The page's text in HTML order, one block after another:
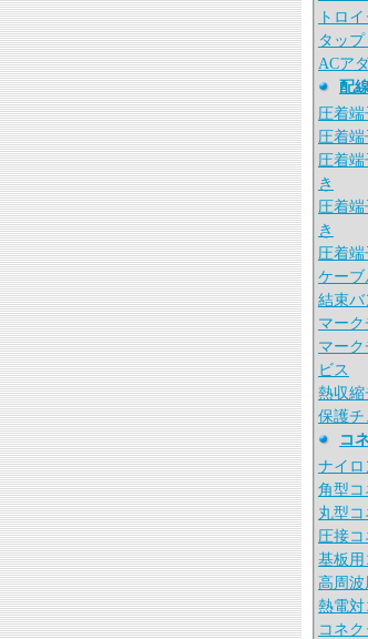
トロ
タッ
ACア
配
圧着端
圧着
圧着
き
圧着
き
圧着
ケー
結束バ
マー
マー
ビス
熱収縮
保護チ
コ
ナイロ
角型コ
丸型コ
圧接コ
基板用
高周波
熱電対
コネ